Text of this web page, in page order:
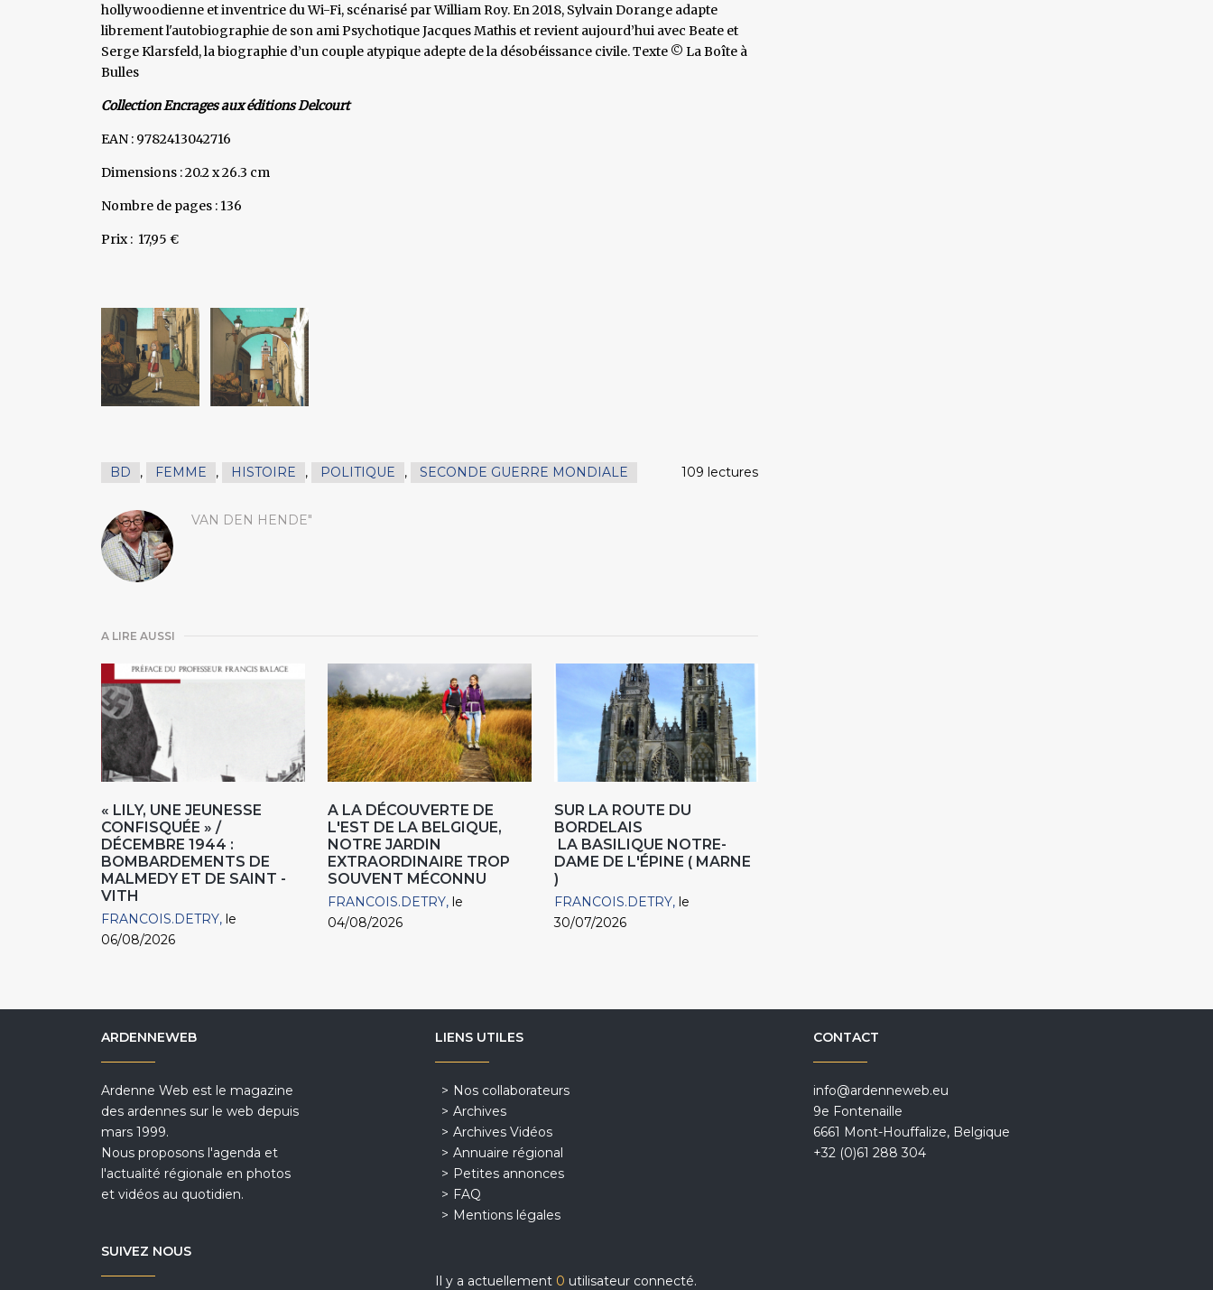
hollywoodienne et inventrice du Wi-Fi, scénarisé par William Roy. En 2018, Sylvain Dorange adapte
librement l'autobiographie de son ami Psychotique Jacques Mathis et revient aujourd’hui avec Beate et
Serge Klarsfeld, la biographie d’un couple atypique adepte de la désobéissance civile. Texte © La Boîte à
Bulles
Collection Encrages aux éditions Delcourt
EAN : 9782413042716
Dimensions : 20.2 x 26.3 cm
Nombre de pages : 136
Prix : 17,95 €
BD , FEMME , HISTOIRE , POLITIQUE , SECONDE GUERRE MONDIALE 109 lectures
VAN DEN HENDE"
A LIRE AUSSI
« LILY, UNE JEUNESSE
CONFISQUÉE » /
DÉCEMBRE 1944 :
BOMBARDEMENTS DE
MALMEDY ET DE SAINT -
VITH
FRANCOIS.DETRY le
06/08/2026
A LA DÉCOUVERTE DE
L'EST DE LA BELGIQUE,
NOTRE JARDIN
EXTRAORDINAIRE TROP
SOUVENT MÉCONNU
FRANCOIS.DETRY le
04/08/2026
SUR LA ROUTE DU
BORDELAIS
LA BASILIQUE NOTRE-
DAME DE L'ÉPINE ( MARNE
)
FRANCOIS.DETRY le
30/07/2026
ARDENNEWEB
Ardenne Web est le magazine
des ardennes sur le web depuis
mars 1999.
Nous proposons l'agenda et
l'actualité régionale en photos
et vidéos au quotidien.
SUIVEZ NOUS
LIENS UTILES
Nos collaborateurs
Archives
Archives Vidéos
Annuaire régional
Petites annonces
FAQ
Mentions légales
Il y a actuellement 0 utilisateur connecté.
CONTACT
info@ardenneweb.eu
9e Fontenaille
6661 Mont-Houffalize, Belgique
+32 (0)61 288 304